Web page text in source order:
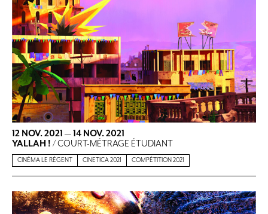
12 NOV. 2021 —14 NOV. 2021
YALLAH ! / COURT-MÉTRAGE ÉTUDIANT
CINÉMA LE RÉGENT CINETICA 2021 COMPÉTITION 2021